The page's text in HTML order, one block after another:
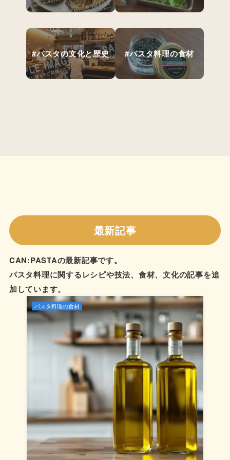
#パスタの文化と歴史 #パスタ料理の食材
New Arrival
最新記事
CAN:PASTAの最新記事です。
パスタ料理に関するレシピや技法、食材、文化の記事を追
加しています。
パスタ料理の食材